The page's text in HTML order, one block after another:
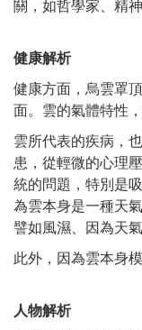
關，如哲學家、精
健康解析
健康方面，烏雲罩
面。雲的氣體特性
雲所代表的疾病，
患，從輕微的心理
統的問題，特別是
為雲本身是一種天
譬如風濕、因為天
此外，因為雲本身
人物解析